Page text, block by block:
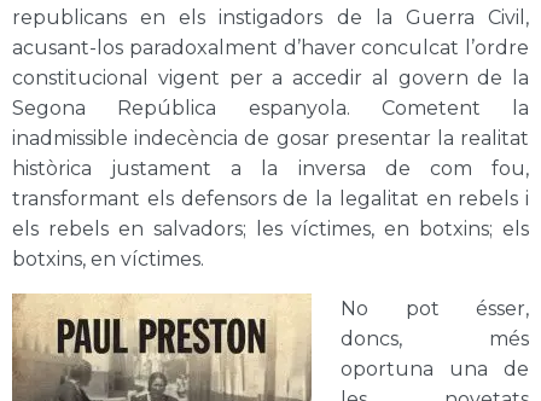
republicans en els instigadors de la Guerra Civil,
acusant-los paradoxalment d’haver conculcat l’ordre
constitucional vigent per a accedir al govern de la
Segona República espanyola. Cometent la
inadmissible indecència de gosar presentar la realitat
històrica justament a la inversa de com fou,
transformant els defensors de la legalitat en rebels i
els rebels en salvadors; les víctimes, en botxins; els
botxins, en víctimes.
No pot ésser,
doncs, més
oportuna una de